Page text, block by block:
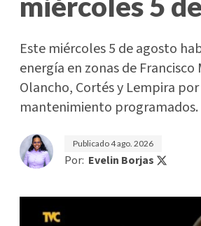
Este miércoles 5 de agosto
energía en zonas de Francisco
Olancho, Cortés y Lempira
mantenimiento programados.
Publicado4 ago. 2026
Por: Evelin Borjas